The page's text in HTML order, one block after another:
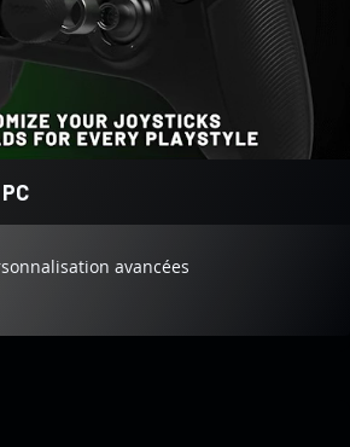
avancées